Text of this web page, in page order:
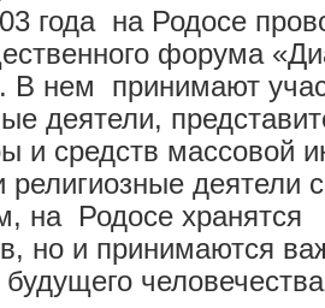
года на Родосе
форума
В нем принимают
деятели,
и средств массовой
деятели
на Родосе хранятся
но и принимаются